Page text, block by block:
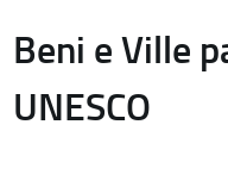
Beni e Ville
UNESCO